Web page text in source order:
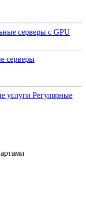
серверы с GPU
серверы
услуги Регулярные